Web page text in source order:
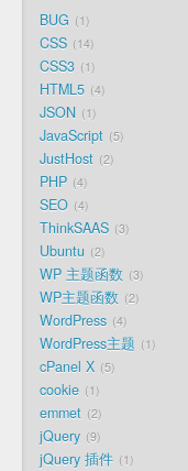
BUG 1
CSS 14
CSS3 1
HTML5 4
JSON 1
JavaScript 5
JustHost 2
PHP 4
SEO 4
ThinkSAAS 3
Ubuntu 2
WP 主题函数 3
WP主题函数 2
WordPress 4
WordPress主题 1
cPanel X 5
cookie 1
emmet 2
jQuery 9
jQuery 插件 1